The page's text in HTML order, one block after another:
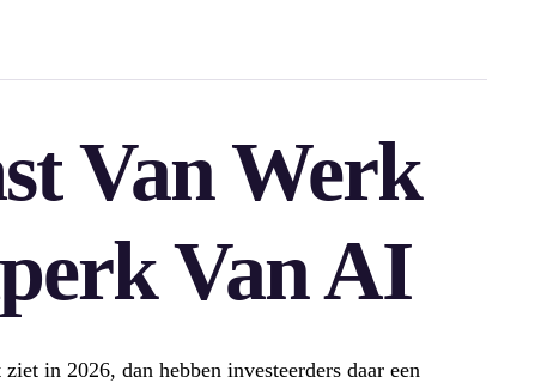
Van Werk
Van AI
in 2026, dan hebben investeerders daar een